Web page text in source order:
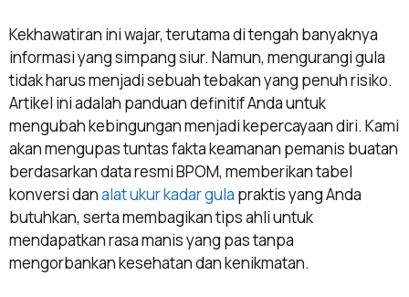
Kekhawatiran ini wajar, terutama di tengah banyaknya
informasi yang simpang siur. Namun, mengurangi gula
tidak harus menjadi sebuah tebakan yang penuh risiko.
Artikel ini adalah panduan definitif Anda untuk
mengubah kebingungan menjadi kepercayaan diri. Kami
akan mengupas tuntas fakta keamanan pemanis buatan
berdasarkan data resmi BPOM, memberikan tabel
konversi danalat ukur kadar gula praktis yang Anda
butuhkan, serta membagikan tips ahli untuk
mendapatkan rasa manis yang pas tanpa
mengorbankan kesehatan dan kenikmatan.